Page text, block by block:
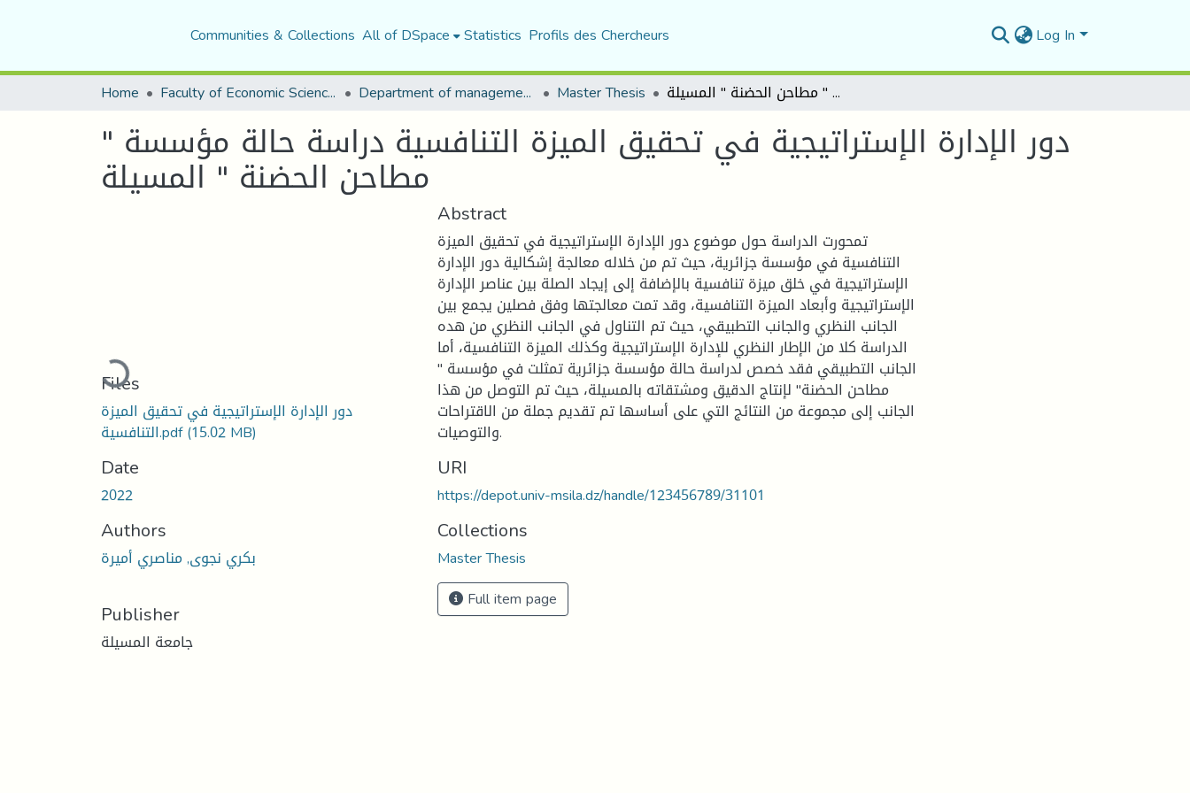
Communities & Collections All of DSpace Statistics Profils des Chercheurs Log In
Home Faculty of Economic Sciences, Commerce and Management Sciences Department of management sciences Master Thesis دور الإدارة الإستراتيجية في تحقيق الميزة التنافسية دراسة حالة مؤسسة " مطاحن الحضنة " المسيلة
دور الإدارة الإستراتيجية في تحقيق الميزة التنافسية دراسة حالة مؤسسة "
مطاحن الحضنة " المسيلة
Loading...
Files
دور الإدارة الإستراتيجية في تحقيق الميزة
التنافسية.pdf(15.02 MB)
Date
2022
Authors
بكري نجوى, مناصري أميرة
Publisher
جامعة المسيلة
Abstract
تمحورت الدراسة حول موضوع دور الإدارة الإستراتيجية في تحقيق الميزة
التنافسية في مؤسسة جزائرية، حيث تم من خلاله معالجة إشكالية دور الإدارة
الإستراتيجية في خلق ميزة تنافسية بالإضافة إلى إيجاد الصلة بين عناصر الإدارة
الإستراتيجية وأبعاد الميزة التنافسية، وقد تمت معالجتها وفق فصلين يجمع بين
الجانب النظري والجانب التطبيقي، حيث تم التناول في الجانب النظري من هده
الدراسة كلا من الإطار النظري للإدارة الإستراتيجية وكذلك الميزة التنافسية، أما
الجانب التطبيقي فقد خصص لدراسة حالة مؤسسة جزائرية تمثلت في مؤسسة "
مطاحن الحضنة" لإنتاج الدقيق ومشتقاته بالمسيلة، حيث تم التوصل من هذا
الجانب إلى مجموعة من النتائج التي على أساسها تم تقديم جملة من الاقتراحات
والتوصيات.
URI
https://depot.univ-msila.dz/handle/123456789/31101
Collections
Master Thesis
Full item page